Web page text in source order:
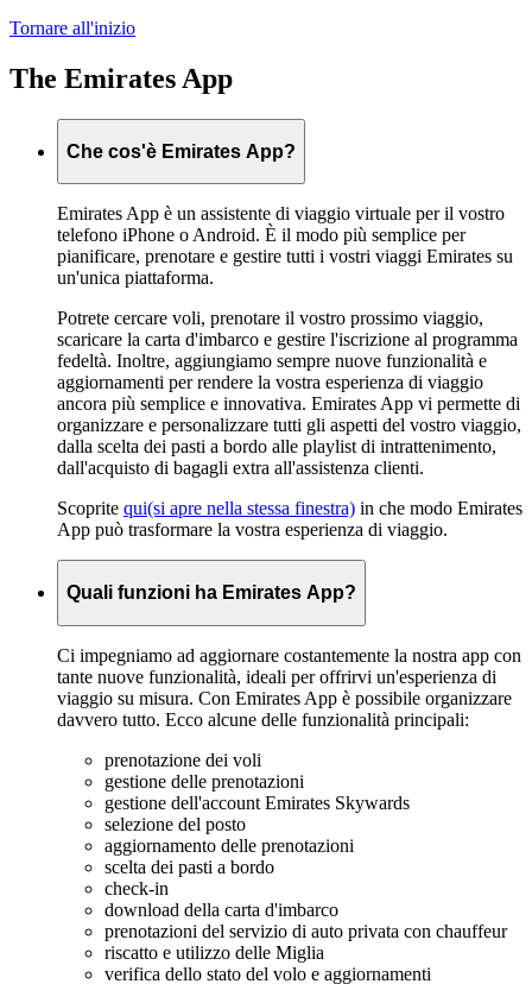
Tornare all'inizio
The Emirates App
Che cos'è Emirates App?
Emirates App è un assistente di viaggio virtuale per il vostro
telefono iPhone o Android. È il modo più semplice per
pianificare, prenotare e gestire tutti i vostri viaggi Emirates su
un'unica piattaforma.
Potrete cercare voli, prenotare il vostro prossimo viaggio,
scaricare la carta d'imbarco e gestire l'iscrizione al programma
fedeltà. Inoltre, aggiungiamo sempre nuove funzionalità e
aggiornamenti per rendere la vostra esperienza di viaggio
ancora più semplice e innovativa. Emirates App vi permette di
organizzare e personalizzare tutti gli aspetti del vostro viaggio,
dalla scelta dei pasti a bordo alle playlist di intrattenimento,
dall'acquisto di bagagli extra all'assistenza clienti.
Scoprite qui(si apre nella stessa finestra) in che modo Emirates
App può trasformare la vostra esperienza di viaggio.
Quali funzioni ha Emirates App?
Ci impegniamo ad aggiornare costantemente la nostra app con
tante nuove funzionalità, ideali per offrirvi un'esperienza di
viaggio su misura. Con Emirates App è possibile organizzare
davvero tutto. Ecco alcune delle funzionalità principali:
prenotazione dei voli
gestione delle prenotazioni
gestione dell'account Emirates Skywards
selezione del posto
aggiornamento delle prenotazioni
scelta dei pasti a bordo
check-in
download della carta d'imbarco
prenotazioni del servizio di auto privata con chauffeur
riscatto e utilizzo delle Miglia
verifica dello stato del volo e aggiornamenti